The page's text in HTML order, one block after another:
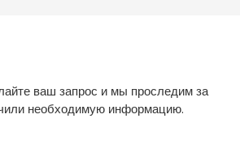
ваш запрос и мы проследим за
необходимую информацию.